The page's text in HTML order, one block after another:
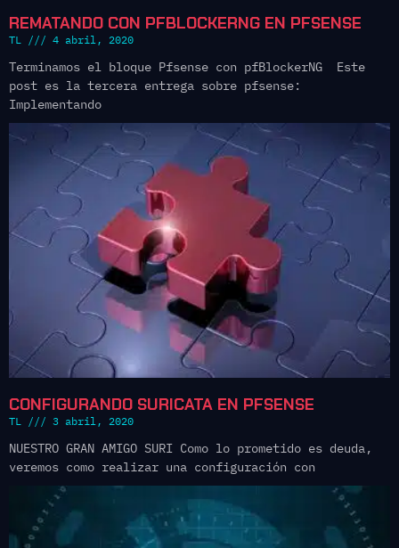
REMATANDO CON PFBLOCKERNG EN PFSENSE
TL 4 abril, 2020
Terminamos el bloque Pfsense con pfBlockerNG Este
post es la tercera entrega sobre pfsense:
Implementando
CONFIGURANDO SURICATA EN PFSENSE
TL 3 abril, 2020
NUESTRO GRAN AMIGO SURI Como lo prometido es deuda,
veremos como realizar una configuración con